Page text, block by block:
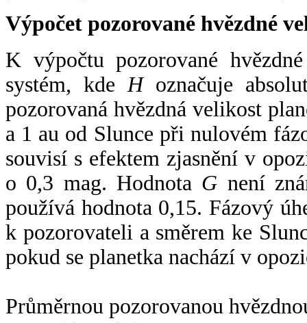
Výpočet pozorované hvězdné
K výpočtu pozorované
systém, kde Hoznačuje
pozorovaná hvězdná velikost
a 1 au od Slunce při nulovém
souvisí s efektem zjasnění v
o 0,3 mag. Hodnota G není
používá hodnota 0,15. Fázový
k pozorovateli a směrem ke
pokud se planetka nachází v
Průměrnou pozorovanou